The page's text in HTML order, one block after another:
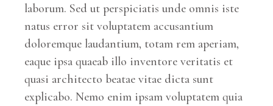
laborum. Sed ut perspiciatis unde omnis iste
natus error sit voluptatem accusantium
doloremque laudantium, totam rem aperiam,
eaque ipsa quaeab illo inventore veritatis et
quasi architecto beatae vitae dicta sunt
explicabo. Nemo enim ipsam voluptatem quia